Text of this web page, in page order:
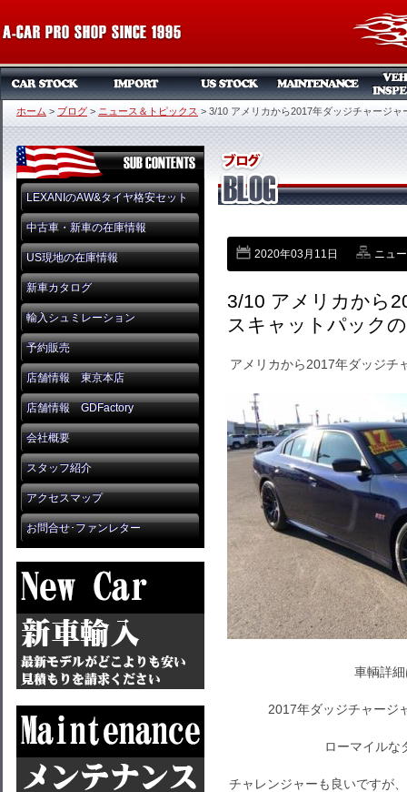
ホーム > ブログ > ニュース＆トピックス > 3/10 アメリカから2017年ダッジチャージ
LEXANIのAW&タイヤ格安セット
中古車・新車の在庫情報
US現地の在庫情報
新車カタログ
輸入シュミレーション
予約販売
店舗情報 東京本店
店舗情報 GDFactory
会社概要
スタッフ紹介
アクセスマップ
お問合せ･ファンレター
2020年03月11日 ニュ
3/10 アメリカから
スキャットパック
アメリカから2017年ダッジチ
車輌詳
2017年ダッジチャージ
ローマイルな
チャレンジャーも良いですが